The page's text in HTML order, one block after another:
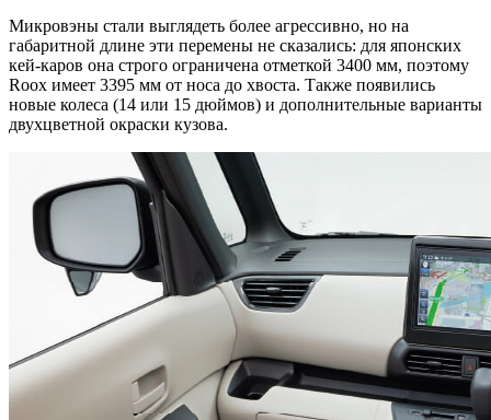
Микровэны стали выглядеть более агрессивно, но на
габаритной длине эти перемены не сказались: для японских
кей-каров она строго ограничена отметкой 3400 мм, поэтому
Roox имеет 3395 мм от носа до хвоста. Также появились
новые колеса (14 или 15 дюймов) и дополнительные варианты
двухцветной окраски кузова.